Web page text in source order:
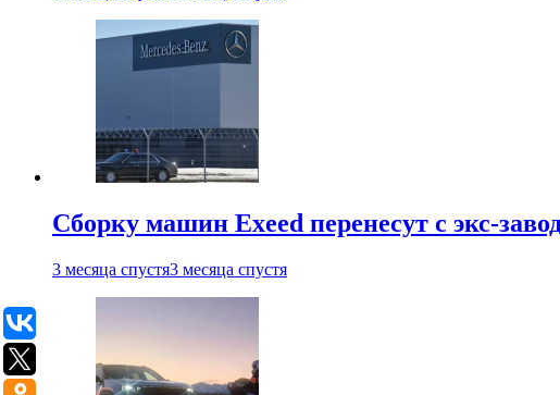
Сборку машин Exeed перенесут с экс-
3 месяца спустя3 месяца спустя